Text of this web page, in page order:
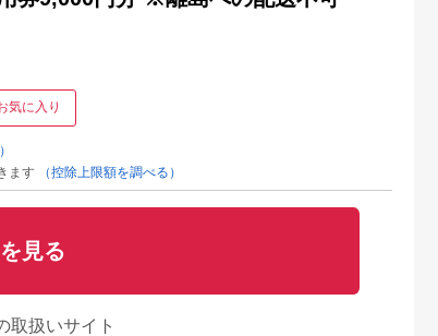
気に入り
ます
（控除上限額を調べる）
見る
取扱いサイト